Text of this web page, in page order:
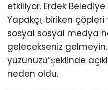
etkiliyor. Erdek
Yapakçı, biriken
sosyal sosyal medya
gelecekseniz
yüzünüzü”şeklinde
neden oldu.